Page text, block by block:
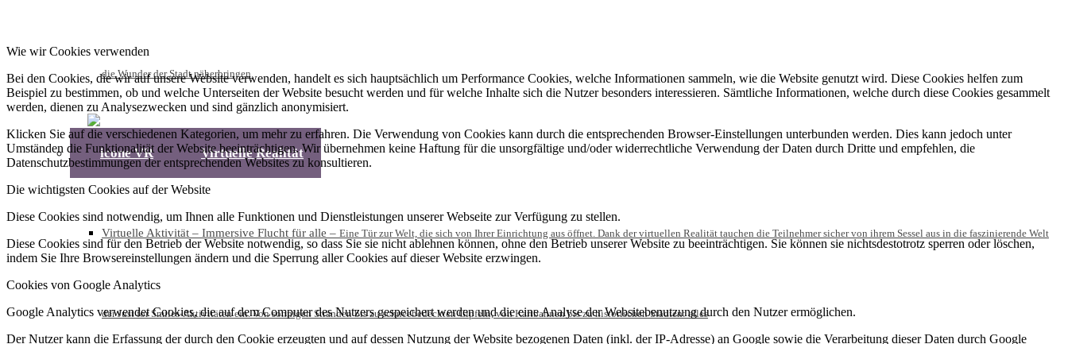
die Wunder der Stadt näherbringen.
Virtuelle Realität
Virtuelle Aktivität – Immersive Flucht für alle – Eine Tür zur Welt, die sich von Ihrer Einrichtung aus öffnet. Dank der virtuellen Realität tauchen die Teilnehmer sicher von ihrem Sessel aus in die faszinierende Welt
der Just for Smiles-Aktivitäten ein. Von sonnigen Stränden bis zu schneebedeckten Gipfeln, von Kartbahnen bis zu historischen Städten: alles
Wie wir Cookies verwenden
Bei den Cookies, die wir auf unsere Website verwenden, handelt es sich hauptsächlich um Performance Cookies, welche Informationen sammeln, wie die Website genutzt wird. Diese Cookies helfen zum
Beispiel zu bestimmen, ob und welche Unterseiten der Website besucht werden und für welche Inhalte sich die Nutzer besonders interessieren. Sämtliche Informationen, welche durch diese Cookies gesammelt
werden, dienen zu Analysezwecken und sind gänzlich anonymisiert.
Klicken Sie auf die verschiedenen Kategorien, um mehr zu erfahren. Die Verwendung von Cookies kann durch die entsprechenden Browser-Einstellungen unterbunden werden. Dies kann jedoch unter
Umständen die Funktionalität der Website beeinträchtigen. Wir übernehmen keine Haftung für die unsorgfältige und/oder widerrechtliche Verwendung der Daten durch Dritte und empfehlen, die
Datenschutzbestimmungen der entsprechenden Websites zu konsultieren.
Die wichtigsten Cookies auf der Website
Diese Cookies sind notwendig, um Ihnen alle Funktionen und Dienstleistungen unserer Webseite zur Verfügung zu stellen.
Diese Cookies sind für den Betrieb der Website notwendig, so dass Sie sie nicht ablehnen können, ohne den Betrieb unserer Website zu beeinträchtigen. Sie können sie nichtsdestotrotz sperren oder löschen,
indem Sie Ihre Browsereinstellungen ändern und die Sperrung aller Cookies auf dieser Website erzwingen.
Cookies von Google Analytics
Google Analytics verwendet Cookies, die auf dem Computer des Nutzers gespeichert werden und die eine Analyse der Websitebenutzung durch den Nutzer ermöglichen.
Der Nutzer kann die Erfassung der durch den Cookie erzeugten und auf dessen Nutzung der Website bezogenen Daten (inkl. der IP-Adresse) an Google sowie die Verarbeitung dieser Daten durch Google